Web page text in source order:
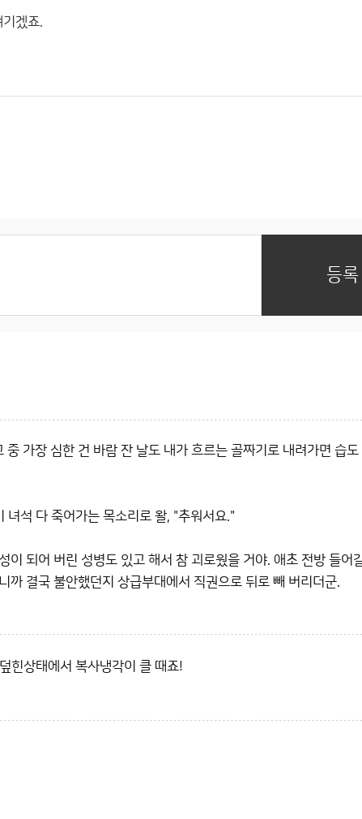
겠죠.
등록
가장 심한 건 바람 잔 날도 내가 흐르는 골짜기로 내려가면 습도
녀석 다 죽어가는 목소리로 왈, "추워서요."
되어 버린 성병도 있고 해서 참 괴로웠을 거야. 애초 전방 들어
까 결국 불안했던지 상급부대에서 직권으로 뒤로 빼 버리더군.
힌상태에서 복사냉각이 클 때죠!